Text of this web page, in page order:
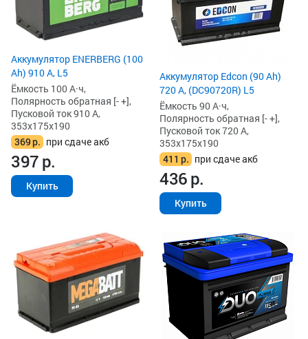
Аккумулятор ENERBERG (100
Ah) 910 А, L5
Ёмкость 100 А·ч,
Полярность обратная [- +],
Пусковой ток 910 А,
353x175x190
369р. при сдаче акб
397р.
Купить
Аккумулятор Edcon (90 Ah)
720 А, (DC90720R) L5
Ёмкость 90 А·ч,
Полярность обратная [- +],
Пусковой ток 720 А,
353x175x190
411 р. при сдаче акб
436р.
Купить